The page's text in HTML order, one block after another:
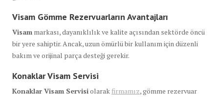
Visam Gömme Rezervuarların Avantajları
Visam markası, dayanıklılık ve kalite açısından sektörde öncü
bir yere sahiptir. Ancak, uzun ömürlü bir kullanım için düzenli
bakım ve orijinal parça desteği gerekir.
Konaklar Visam Servisi
Konaklar Visam Servisiolarak firmamız, gömme rezervuar